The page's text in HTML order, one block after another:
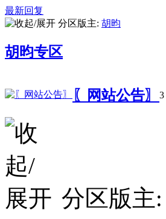
最新回复
分区版主: 胡昀
胡昀专区
〖网站公告〗 3
分区版主: